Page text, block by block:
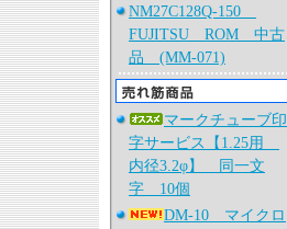
NM27C128Q-150
FUJITSU ROM 中古
品 (MM-071)
マークチューブ印
字サービス【1.25用
内径3.2φ】 同一文
字 10個
DM-10 マイクロ